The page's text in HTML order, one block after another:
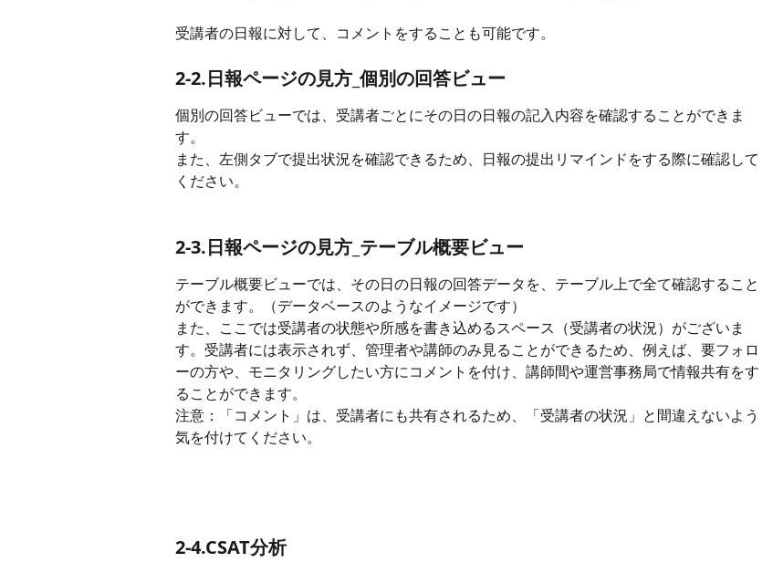
受講者の日報に対して、コメントをすることも可能です。
2-2.日報ページの見方_個別の回答ビュー
個別の回答ビューでは、受講者ごとにその日の日報の記入内容を確認することができま
す。
また、左側タブで提出状況を確認できるため、日報の提出リマインドをする際に確認して
ください。
2-3.日報ページの見方_テーブル概要ビュー
テーブル概要ビューでは、その日の日報の回答データを、テーブル上で全て確認すること
ができます。（データベースのようなイメージです）
また、ここでは受講者の状態や所感を書き込めるスペース（受講者の状況）がございま
す。受講者には表示されず、管理者や講師のみ見ることができるため、例えば、要フォロ
ーの方や、モニタリングしたい方にコメントを付け、講師間や運営事務局で情報共有をす
ることができます。
注意：「コメント」は、受講者にも共有されるため、「受講者の状況」と間違えないよう
気を付けてください。
2-4.CSAT分析